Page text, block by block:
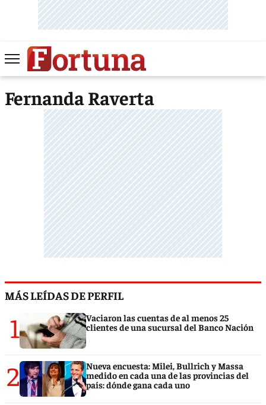
Fernanda Raverta
MÁS LEÍDAS DE PERFIL
1
Vaciaron las cuentas de al menos 25
clientes de una sucursal del Banco Nación
2
Nueva encuesta: Milei, Bullrich y Massa
medido en cada una de las provincias del
país: dónde gana cada uno